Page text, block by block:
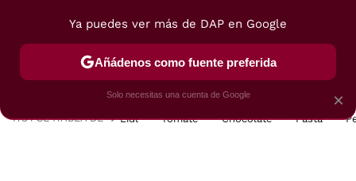
POSTRES VIAJES SELECCIÓN VEGUI
HOY SE HABLA DE Lidl Tomate Chocolate Pasta
×
Ya puedes ver más de DAP en Google
Añádenos como fuente preferida
Solo necesitas una cuenta de Google